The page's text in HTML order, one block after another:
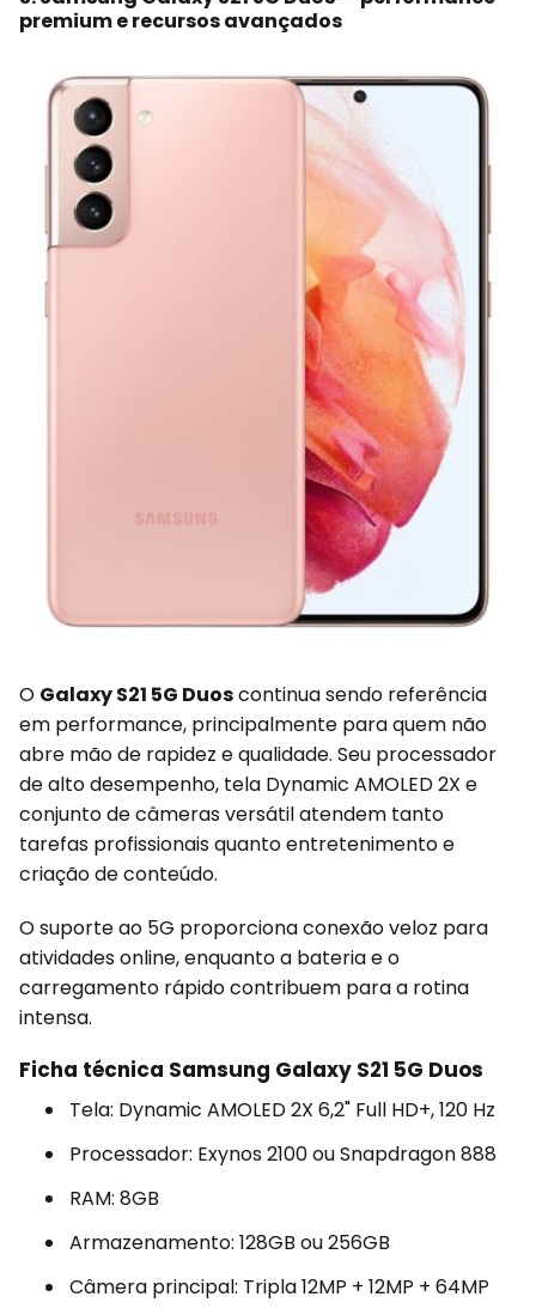
premium e recursos avançados
O Galaxy S21 5G Duoscontinua sendo referência
em performance, principalmente para quem não
abre mão de rapidez e qualidade. Seu processador
de alto desempenho, tela Dynamic AMOLED 2X e
conjunto de câmeras versátil atendem tanto
tarefas profissionais quanto entretenimento e
criação de conteúdo.
O suporte ao 5G proporciona conexão veloz para
atividades online, enquanto a bateria e o
carregamento rápido contribuem para a rotina
intensa.
Ficha técnica Samsung Galaxy S21 5G Duos
Tela: Dynamic AMOLED 2X 6,2" Full HD+, 120 Hz
Processador: Exynos 2100 ou Snapdragon 888
RAM: 8GB
Armazenamento: 128GB ou 256GB
Câmera principal: Tripla 12MP + 12MP + 64MP